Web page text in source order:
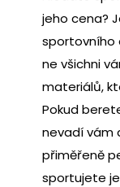
jeho cena?
sportovního
ne všichni
materiálů,
Pokud
nevadí vám
přiměřeně
sportujete